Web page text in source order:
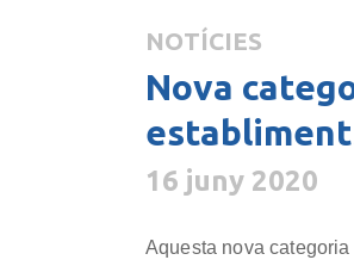
NOTÍCIES
Nova
16 juny 2020
Aquesta nova